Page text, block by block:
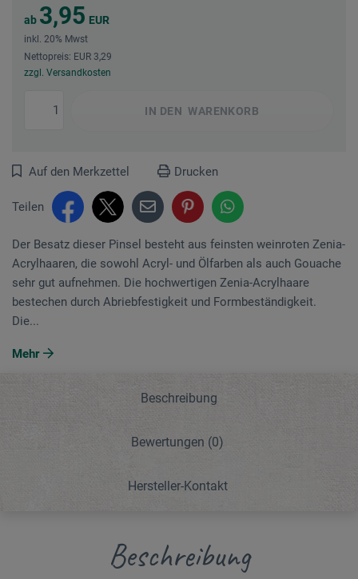
ab 3,95 EUR
inkl. 20% Mwst
Nettopreis: EUR 3,29
zzgl. Versandkosten
IN DEN WARENKORB
Auf den Merkzettel Drucken
Teilen
Der Besatz dieser Pinsel besteht aus feinsten weinroten Zenia-
Acrylhaaren, die sowohl Acryl- und Ölfarben als auch Gouache
sehr gut aufnehmen. Die hochwertigen Zenia-Acrylhaare
bestechen durch Abriebfestigkeit und Formbeständigkeit.
Die...
Mehr
Beschreibung
Bewertungen (0)
Hersteller-Kontakt
Beschreibung